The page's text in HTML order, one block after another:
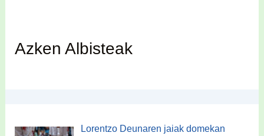
Azken Albisteak
Lorentzo Deunaren jaiak domekan